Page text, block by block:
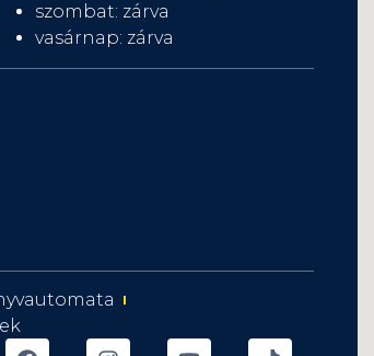
szombat: zárva
vasárnap: zárva